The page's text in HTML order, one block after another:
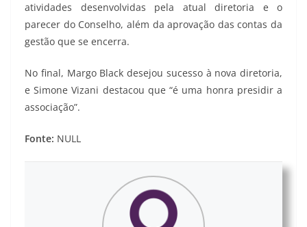
atividades desenvolvidas pela atual diretoria e o
parecer do Conselho, além da aprovação das contas da
gestão que se encerra.
No final, Margo Black desejou sucesso à nova diretoria,
e Simone Vizani destacou que “é uma honra presidir a
associação”.
Fonte: NULL